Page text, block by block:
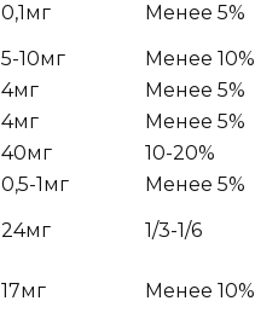
0,1мг
Менее 5%
5-10мг
Менее 10%
4мг
Менее 5%
4мг
Менее 5%
40мг
10-20%
0,5-1мг
Менее 5%
24мг
1/3-1/6
17мг
Менее 10%